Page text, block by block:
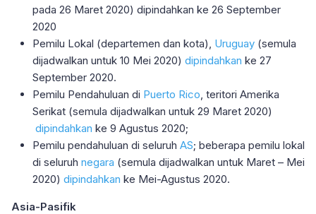
pada 26 Maret 2020) dipindahkan ke 26 September
2020
Pemilu Lokal (departemen dan kota), Uruguay (semula
dijadwalkan untuk 10 Mei 2020) dipindahkan ke 27
September 2020.
Pemilu Pendahuluan di Puerto Rico , teritori Amerika
Serikat (semula dijadwalkan untuk 29 Maret 2020)
dipindahkan ke 9 Agustus 2020;
Pemilu pendahuluan di seluruh AS; beberapa pemilu lokal
di seluruh negara (semula dijadwalkan untuk Maret – Mei
2020) dipindahkan ke Mei-Agustus 2020.
Asia-Pasifik